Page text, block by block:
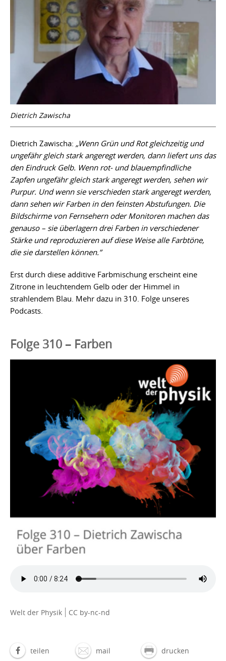
Dietrich Zawischa
Dietrich Zawischa: „Wenn Grün und Rot gleichzeitig und
ungefähr gleich stark angeregt werden, dann liefert uns das
den Eindruck Gelb. Wenn rot- und blauempfindliche
Zapfen ungefähr gleich stark angeregt werden, sehen wir
Purpur. Und wenn sie verschieden stark angeregt werden,
dann sehen wir Farben in den feinsten Abstufungen. Die
Bildschirme von Fernsehern oder Monitoren machen das
genauso – sie überlagern drei Farben in verschiedener
Stärke und reproduzieren auf diese Weise alle Farbtöne,
die sie darstellen können.”
Erst durch diese additive Farbmischung erscheint eine
Zitrone in leuchtendem Gelb oder der Himmel in
strahlendem Blau. Mehr dazu in 310. Folge unseres
Podcasts.
Folge 310 – Farben
Welt der Physik CC by-nc-nd
teilen mail drucken